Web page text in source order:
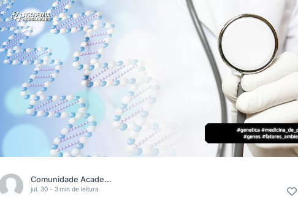
Comunidade Academia Médica
jul. 30 - 3 min de leitura